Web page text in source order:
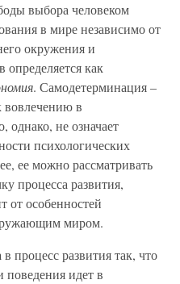
выбора человеком
в мире независимо от
окружения и
как
. Самодетерминация –
вовлечению в
однако, не означает
психологических
ее можно рассматривать
процесса развития,
от особенностей
миром.
процесс развития так, что
поведения идет в